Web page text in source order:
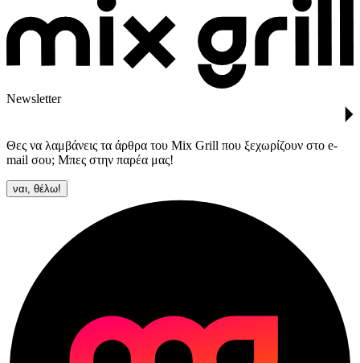
Newsletter
Θες να λαμβάνεις τα άρθρα του Mix Grill που ξεχωρίζουν στο e-
mail σου; Μπες στην παρέα μας!